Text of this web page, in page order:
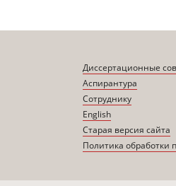
Диссертационные
Аспирантура
Сотруднику
English
Старая версия сайта
Политика обработки